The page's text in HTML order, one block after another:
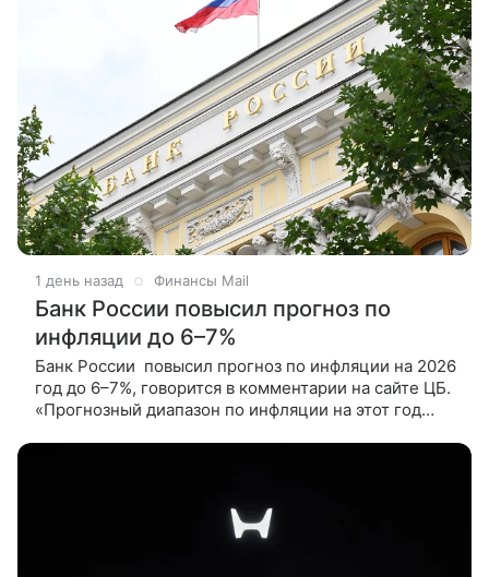
1 день назад Финансы Mail
Банк России повысил прогноз по
инфляции до 6–7%
Банк России повысил прогноз по инфляции на 2026
год до 6–7%, говорится в комментарии на сайте ЦБ.
«Прогнозный диапазон по инфляции на этот год